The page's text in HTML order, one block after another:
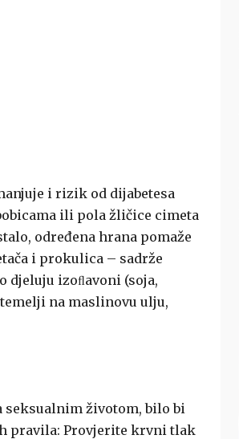
i rizik od dijabetesa
ili pola žličice cimeta
određena hrana pomaže
i prokulica – sadrže
djeluju izoﬂavoni (soja,
na maslinovu ulju,
seksualnim životom, bilo bi
pravila: Provjerite krvni tlak